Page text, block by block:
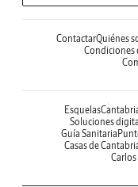
ContactarQuiénes
Condiciones
Esquelas
Soluciones
Guía Sanitaria
Casas de